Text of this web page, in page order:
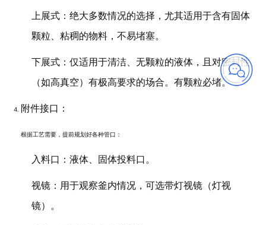
上展式：绝大多数情况的选择，尤其适用于含有固体
颗粒、粘稠的物料，不易堵塞。
下展式：仅适用于清洁、无颗粒的液体，且对密封性
（如高真空）有极高要求的场合。有颗粒必堵。
附件接口：
根据工艺需要，提前规划好各种管口：
入料口：液体、固体投料口。
视镜：用于观察釜内情况，可选带灯视镜（灯视
镜）。